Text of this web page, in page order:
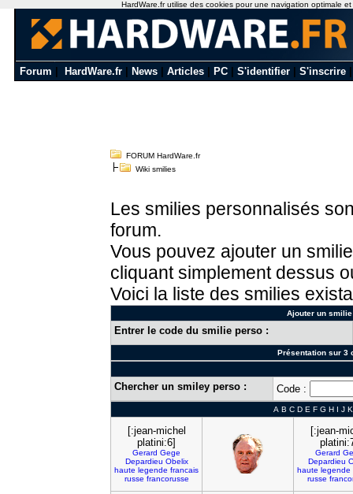
Forum HardWare.fr News Articles PC S'identifier S'inscrire
FORUM HardWare.fr
Wiki smilies
Les smilies personnalisés
forum.
Vous pouvez ajouter un
cliquant simplement dessus
Voici la liste des smilies
Ajouter un
Entrer le code du smilie perso :
Présentation sur 3
Chercher un smiley perso : Code :
A B C D E F G H I J K
[:jean-michel
platini:6]
Gerard Gege
Depardieu Obelix
haute legende francais
russe francorusse
[:jean-
Gerard
Depardieu
haute legende
russe
HardWare.fr utilise des cookies pour une navigation optimale